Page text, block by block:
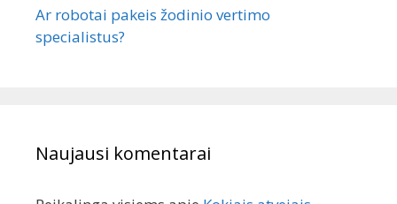
Ar robotai pakeis žodinio vertimo
specialistus?
Naujausi komentarai